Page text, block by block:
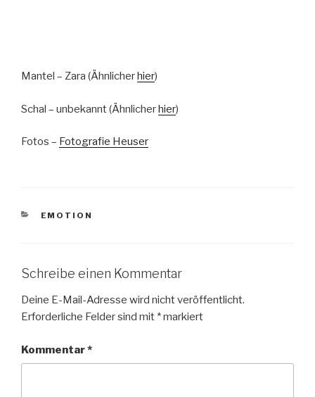
Mantel – Zara (Ähnlicherhier)
Schal – unbekannt (Ähnlicherhier)
Fotos – Fotografie Heuser
KATEGORIEN
EMOTION
Schreibe einen Kommentar
Deine E-Mail-Adresse wird nicht veröffentlicht.
Erforderliche Felder sind mit *markiert
Kommentar*